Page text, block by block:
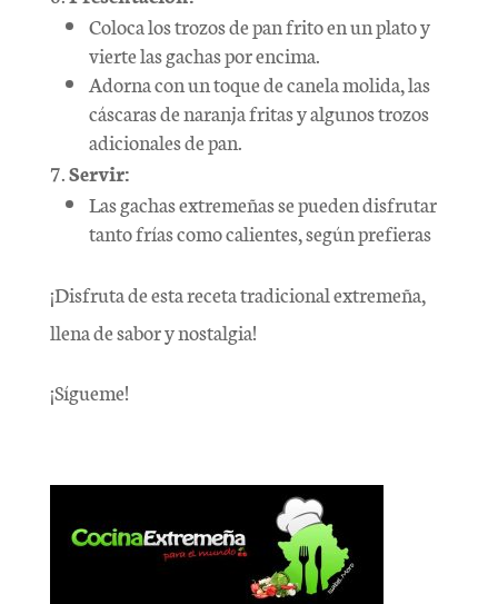
Coloca los trozos de pan frito en un plato y
vierte las gachas por encima.
Adorna con un toque de canela molida, las
cáscaras de naranja fritas y algunos trozos
adicionales de pan.
Servir:
Las gachas extremeñas se pueden disfrutar
tanto frías como calientes, según prefieras
¡Disfruta de esta receta tradicional extremeña,
llena de sabor y nostalgia!
¡Sígueme!